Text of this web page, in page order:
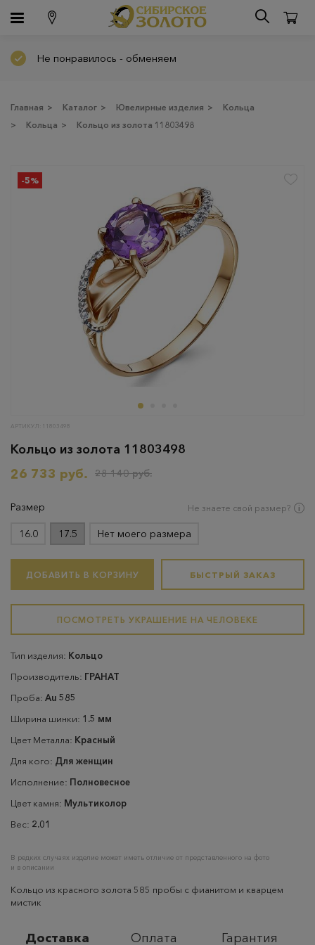
Не понравилось - обменяем
Главная > Каталог > Ювелирные изделия >
Кольца
>
Кольца > Кольцо из золота 11803498
-5%
АРТИКУЛ: 11803498
Кольцо из золота 11803498
26 733 руб.
28 140 руб.
Размер Не знаете свой размер?
16.0 17.5 Нет моего размера
ДОБАВИТЬ В КОРЗИНУ БЫСТРЫЙ ЗАКАЗ
ПОСМОТРЕТЬ УКРАШЕНИЕ НА ЧЕЛОВЕКЕ
Тип изделия: Кольцо
Производитель: ГРАНАТ
Проба: Au 585
Ширина шинки: 1.5 мм
Цвет Металла: Красный
Для кого: Для женщин
Исполнение: Полновесное
Цвет камня: Мультиколор
Вес: 2.01
В редких случаях изделие может иметь отличие от представленного на фото
и в описании
Кольцо из красного золота 585 пробы с фианитом и кварцем
мистик
Доставка Оплата Гарантия